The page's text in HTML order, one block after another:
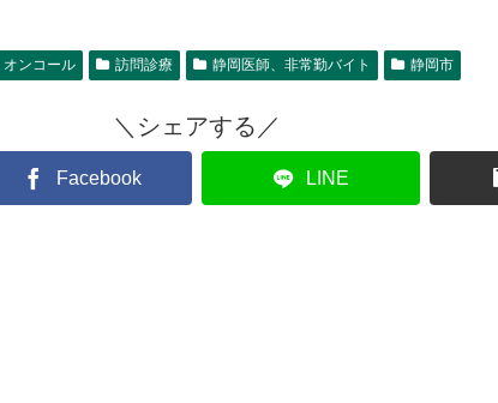
オンコール 訪問診療 静岡医師、非常勤バイト 静岡市
＼シェアする／
Facebook LINE